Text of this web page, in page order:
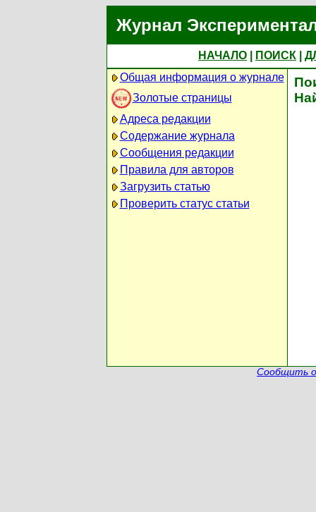
Журнал
НАЧАЛО ПОИСК
Общая информация о журнале
Золотые страницы
Адреса редакции
Содержание журнала
Сообщения редакции
Правила для авторов
Загрузить статью
Проверить статус статьи
Сообщить о